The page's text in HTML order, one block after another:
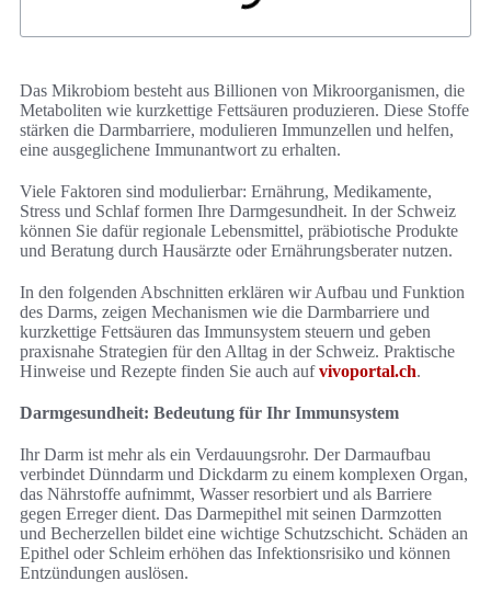
Das Mikrobiom besteht aus Billionen von Mikroorganismen, die
Metaboliten wie kurzkettige Fettsäuren produzieren. Diese Stoffe
stärken die Darmbarriere, modulieren Immunzellen und helfen,
eine ausgeglichene Immunantwort zu erhalten.
Viele Faktoren sind modulierbar: Ernährung, Medikamente,
Stress und Schlaf formen Ihre Darmgesundheit. In der Schweiz
können Sie dafür regionale Lebensmittel, präbiotische Produkte
und Beratung durch Hausärzte oder Ernährungsberater nutzen.
In den folgenden Abschnitten erklären wir Aufbau und Funktion
des Darms, zeigen Mechanismen wie die Darmbarriere und
kurzkettige Fettsäuren das Immunsystem steuern und geben
praxisnahe Strategien für den Alltag in der Schweiz. Praktische
Hinweise und Rezepte finden Sie auch aufvivoportal.ch.
Darmgesundheit: Bedeutung für Ihr Immunsystem
Ihr Darm ist mehr als ein Verdauungsrohr. Der Darmaufbau
verbindet Dünndarm und Dickdarm zu einem komplexen Organ,
das Nährstoffe aufnimmt, Wasser resorbiert und als Barriere
gegen Erreger dient. Das Darmepithel mit seinen Darmzotten
und Becherzellen bildet eine wichtige Schutzschicht. Schäden an
Epithel oder Schleim erhöhen das Infektionsrisiko und können
Entzündungen auslösen.